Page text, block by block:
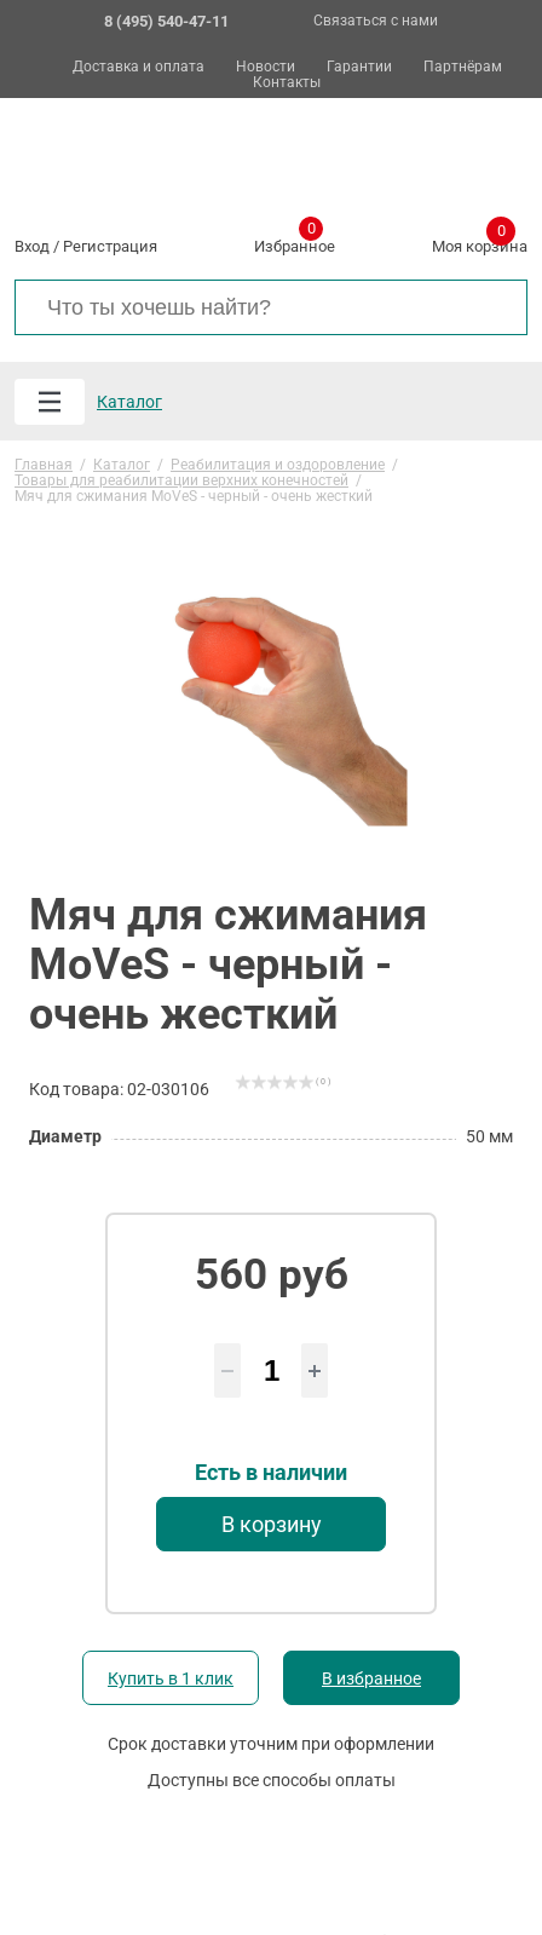
8 (495) 540-47-11 Связаться с нами
Доставка и оплата Новости Гарантии
Партнёрам
Контакты
Вход / Регистрация Избранное
0
Моя корзина
0
Каталог
Главная / Каталог / Реабилитация и оздоровление /
Товары для реабилитации верхних конечностей /
Мяч для сжимания MoVeS - черный - очень жесткий
Мяч для сжимания
MoVeS - черный -
очень жесткий
Код товара: 02-030106 ( 0 )
Диаметр 50 мм
560 руб
Есть в наличии
В корзину
Купить в 1 клик В избранное
Срок доставки уточним при оформлении
Доступны все способы оплаты